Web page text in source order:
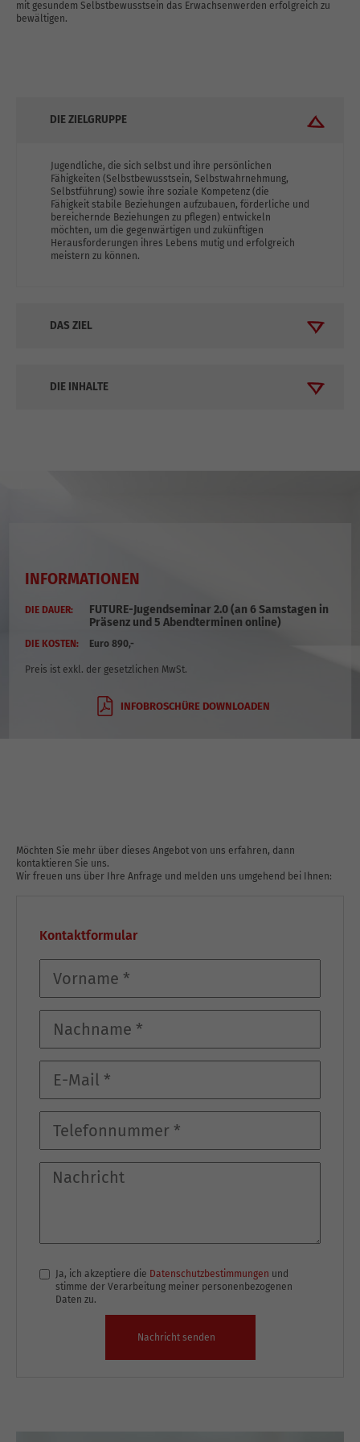
mit gesundem Selbstbewusstsein das Erwachsenwerden erfolgreich zu
bewältigen.
DIE ZIELGRUPPE
Jugendliche, die sich selbst und ihre persönlichen
Fähigkeiten (Selbstbewusstsein, Selbstwahrnehmung,
Selbstführung) sowie ihre soziale Kompetenz (die
Fähigkeit stabile Beziehungen aufzubauen, förderliche und
bereichernde Beziehungen zu pflegen) entwickeln
möchten, um die gegenwärtigen und zukünftigen
Herausforderungen ihres Lebens mutig und erfolgreich
meistern zu können.
DAS ZIEL
DIE INHALTE
INFORMATIONEN
DIE DAUER: FUTURE-Jugendseminar 2.0(an 6Samstagen in
Präsenz und 5 Abendterminen online)
DIE KOSTEN: Euro 890,-
Preis ist exkl. der gesetzlichen MwSt.
INFOBROSCHÜRE DOWNLOADEN
Möchten Sie mehr über dieses Angebot von uns erfahren, dann
kontaktieren Sie uns.
Wir freuen uns über Ihre Anfrage und melden uns umgehend bei Ihnen:
Kontaktformular
Ja, ich akzeptiere die Datenschutzbestimmungen und
stimme der Verarbeitung meiner personenbezogenen
Daten zu.